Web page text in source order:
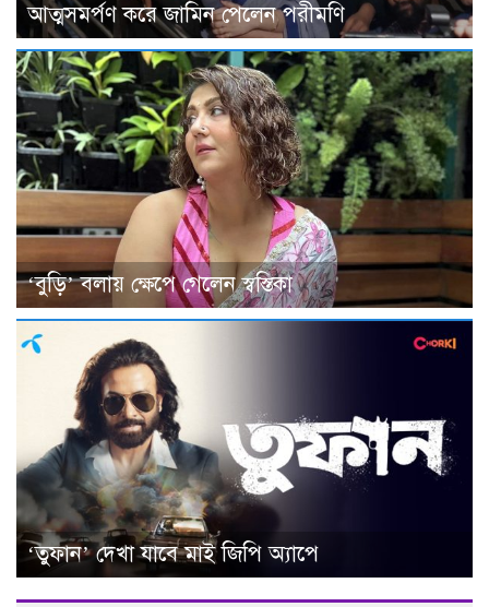
আত্মসমর্পণ করে জামিন পেলেন পরীমণি
‘বুড়ি’ বলায় ক্ষেপে গেলেন স্বস্তিকা
‘তুফান’ দেখা যাবে মাই জিপি অ্যাপে